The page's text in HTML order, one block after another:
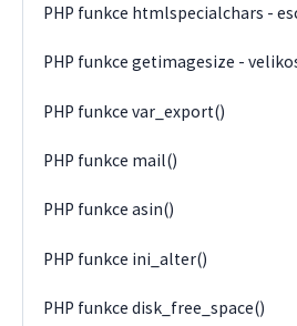
PHP funkce htmlspecialchars -
PHP funkce getimagesize -
PHP funkce var_export()
PHP funkce mail()
PHP funkce asin()
PHP funkce ini_alter()
PHP funkce disk_free_space()